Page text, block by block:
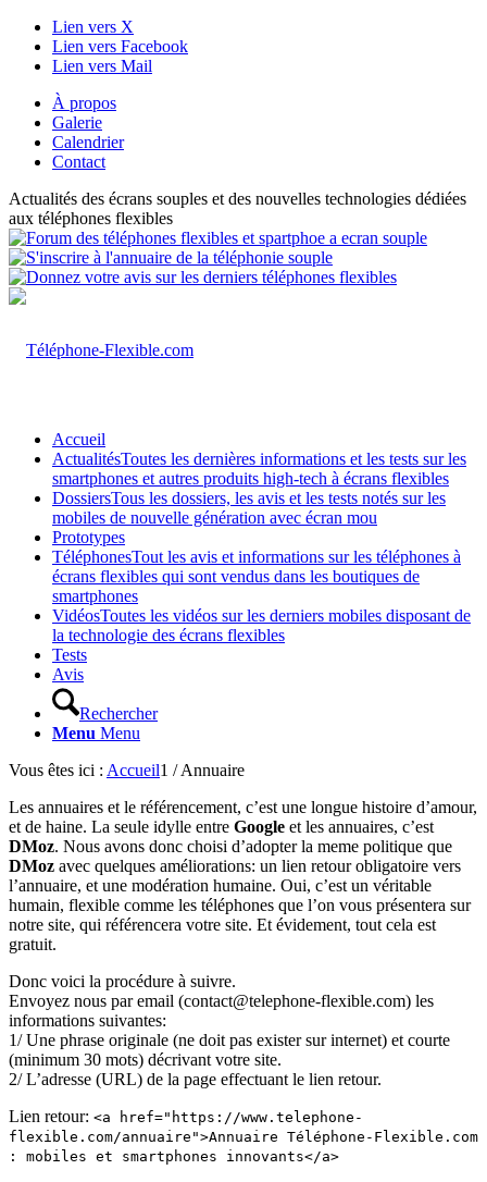
Lien vers X
Lien vers Facebook
Lien vers Mail
À propos
Galerie
Calendrier
Contact
Actualités des écrans souples et des nouvelles technologies dédiées
aux téléphones flexibles
Accueil
ActualitésToutes les dernières informations et les tests sur les
smartphones et autres produits high-tech à écrans flexibles
DossiersTous les dossiers, les avis et les tests notés sur les
mobiles de nouvelle génération avec écran mou
Prototypes
TéléphonesTout les avis et informations sur les téléphones à
écrans flexibles qui sont vendus dans les boutiques de
smartphones
VidéosToutes les vidéos sur les derniers mobiles disposant de
la technologie des écrans flexibles
Tests
Avis
Rechercher
Menu Menu
Vous êtes ici : Accueil1 / Annuaire
Les annuaires et le référencement, c’est une longue histoire d’amour,
et de haine. La seule idylle entre Google et les annuaires, c’est
DMoz. Nous avons donc choisi d’adopter la meme politique que
DMoz avec quelques améliorations: un lien retour obligatoire vers
l’annuaire, et une modération humaine. Oui, c’est un véritable
humain, flexible comme les téléphones que l’on vous présentera sur
notre site, qui référencera votre site. Et évidement, tout cela est
gratuit.
Donc voici la procédure à suivre.
Envoyez nous par email (contact@telephone-flexible.com) les
informations suivantes:
1/ Une phrase originale (ne doit pas exister sur internet) et courte
(minimum 30 mots) décrivant votre site.
2/ L’adresse (URL) de la page effectuant le lien retour.
Lien retour: <a href="https://www.telephone-
flexible.com/annuaire">Annuaire Téléphone-Flexible.com
: mobiles et smartphones innovants</a>